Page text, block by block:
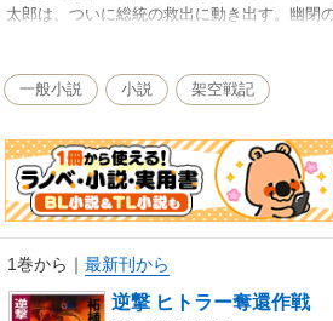
太郎は、ついに総統の救出に動き出す。幽閉
スガーデン。実行の日は、ハロウィン──。
詰まる追跡と逃走。ヒトラーの奪還は成るか!?
一般小説 小説 架空戦記
1巻から ｜ 最新刊から
逆撃 ヒトラー奪還作戦